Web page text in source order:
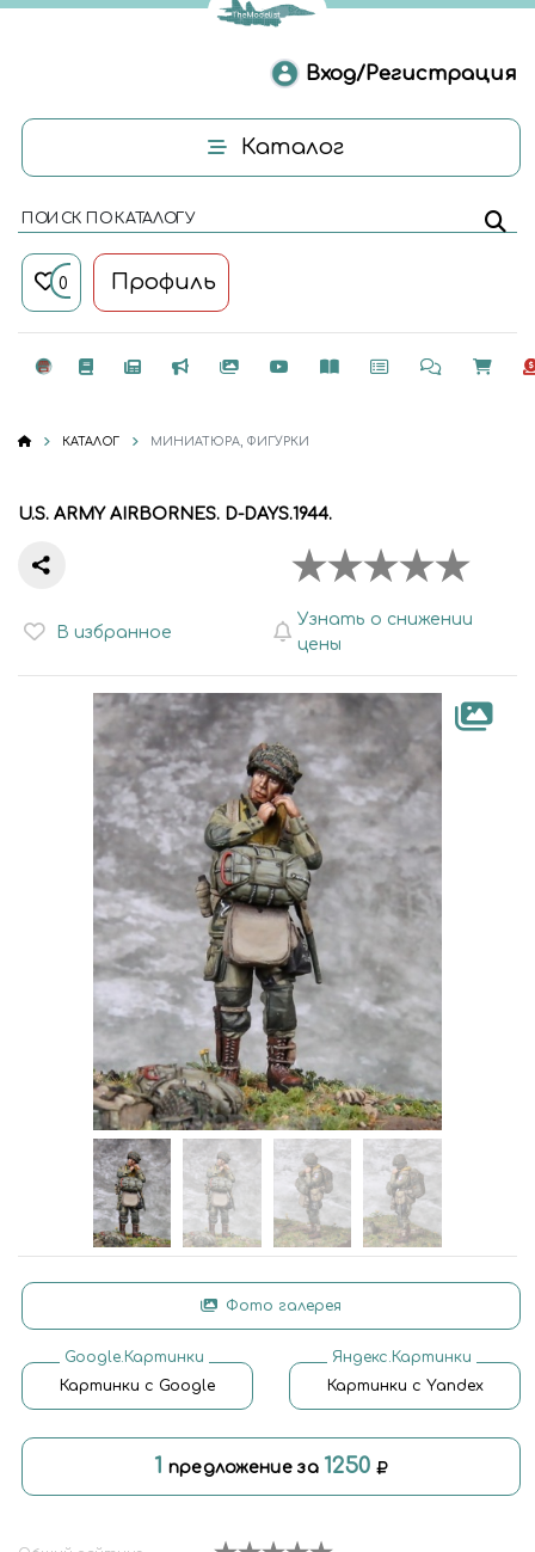
Вход/Регистрация
Каталог
ПОИСК ПО КАТАЛОГУ
0 Профиль
КАТАЛОГ МИНИАТЮРА, ФИГУРКИ
U.S. ARMY AIRBORNES. D-DAYS.1944.
В избранное
Узнать о снижении
цены
Фото галерея
Google.Картинки
Картинки с Google
Яндекс.Картинки
Картинки с Yandex
1 предложение за 1250